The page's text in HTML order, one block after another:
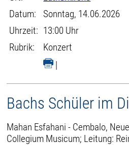
Datum:
Sonntag, 14.06.2026
Uhrzeit: 13:00 Uhr
Rubrik:
Konzert
|
Bachs Schüler im
Mahan Esfahani - Cembalo,
Collegium Musicum; Leitung: